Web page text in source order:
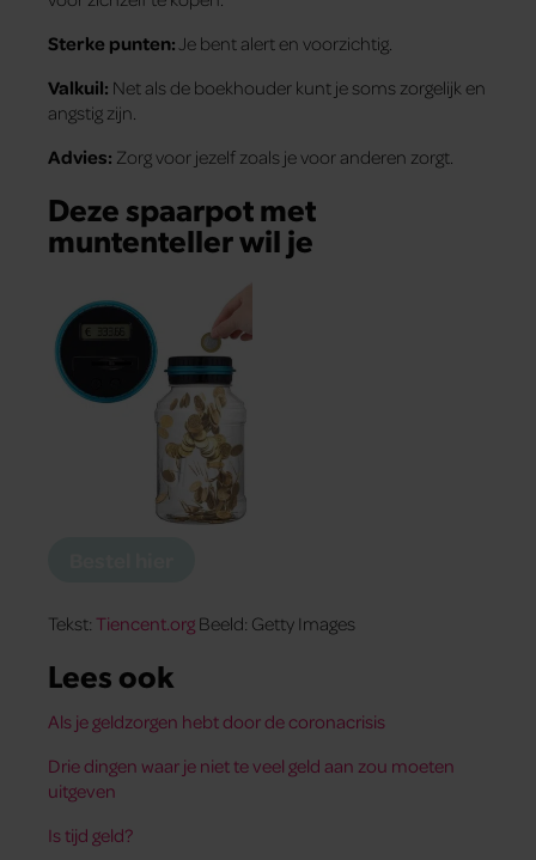
Sterke punten:Je bent alert en voorzichtig.
Valkuil: Net als de boekhouder kunt je soms zorgelijk en
angstig zijn.
Advies: Zorg voor jezelf zoals je voor anderen zorgt.
Deze spaarpot met
muntenteller wil je
Tekst: Tiencent.org Beeld: Getty Images
Lees ook
Als je geldzorgen hebt door de coronacrisis
Drie dingen waar je niet te veel geld aan zou moeten
uitgeven
Is tijd geld?